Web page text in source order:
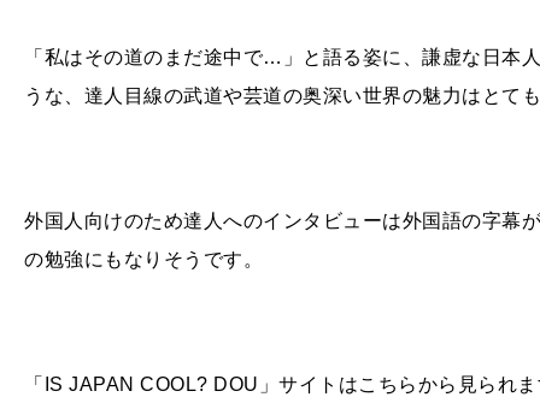
「私はその道のまだ途中で…」と語る姿に、謙虚な日本
うな、達人目線の武道や芸道の奥深い世界の魅力はとて
外国人向けのため達人へのインタビューは外国語の字幕
の勉強にもなりそうです。
「IS JAPAN COOL? DOU」サイトはこちらから見られ